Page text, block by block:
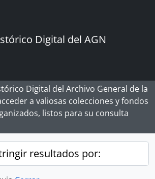
Digital del AGN
Digital del Archivo General de la
a valiosas colecciones y fondos
listos para su consulta
resultados por: